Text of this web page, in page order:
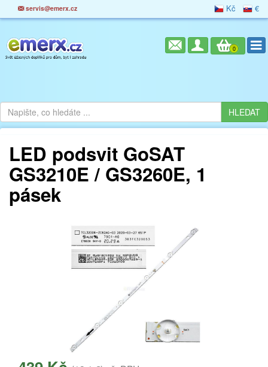
servis@emerx.cz Kč €
0
LED podsvit GoSAT
GS3210E / GS3260E, 1
pásek